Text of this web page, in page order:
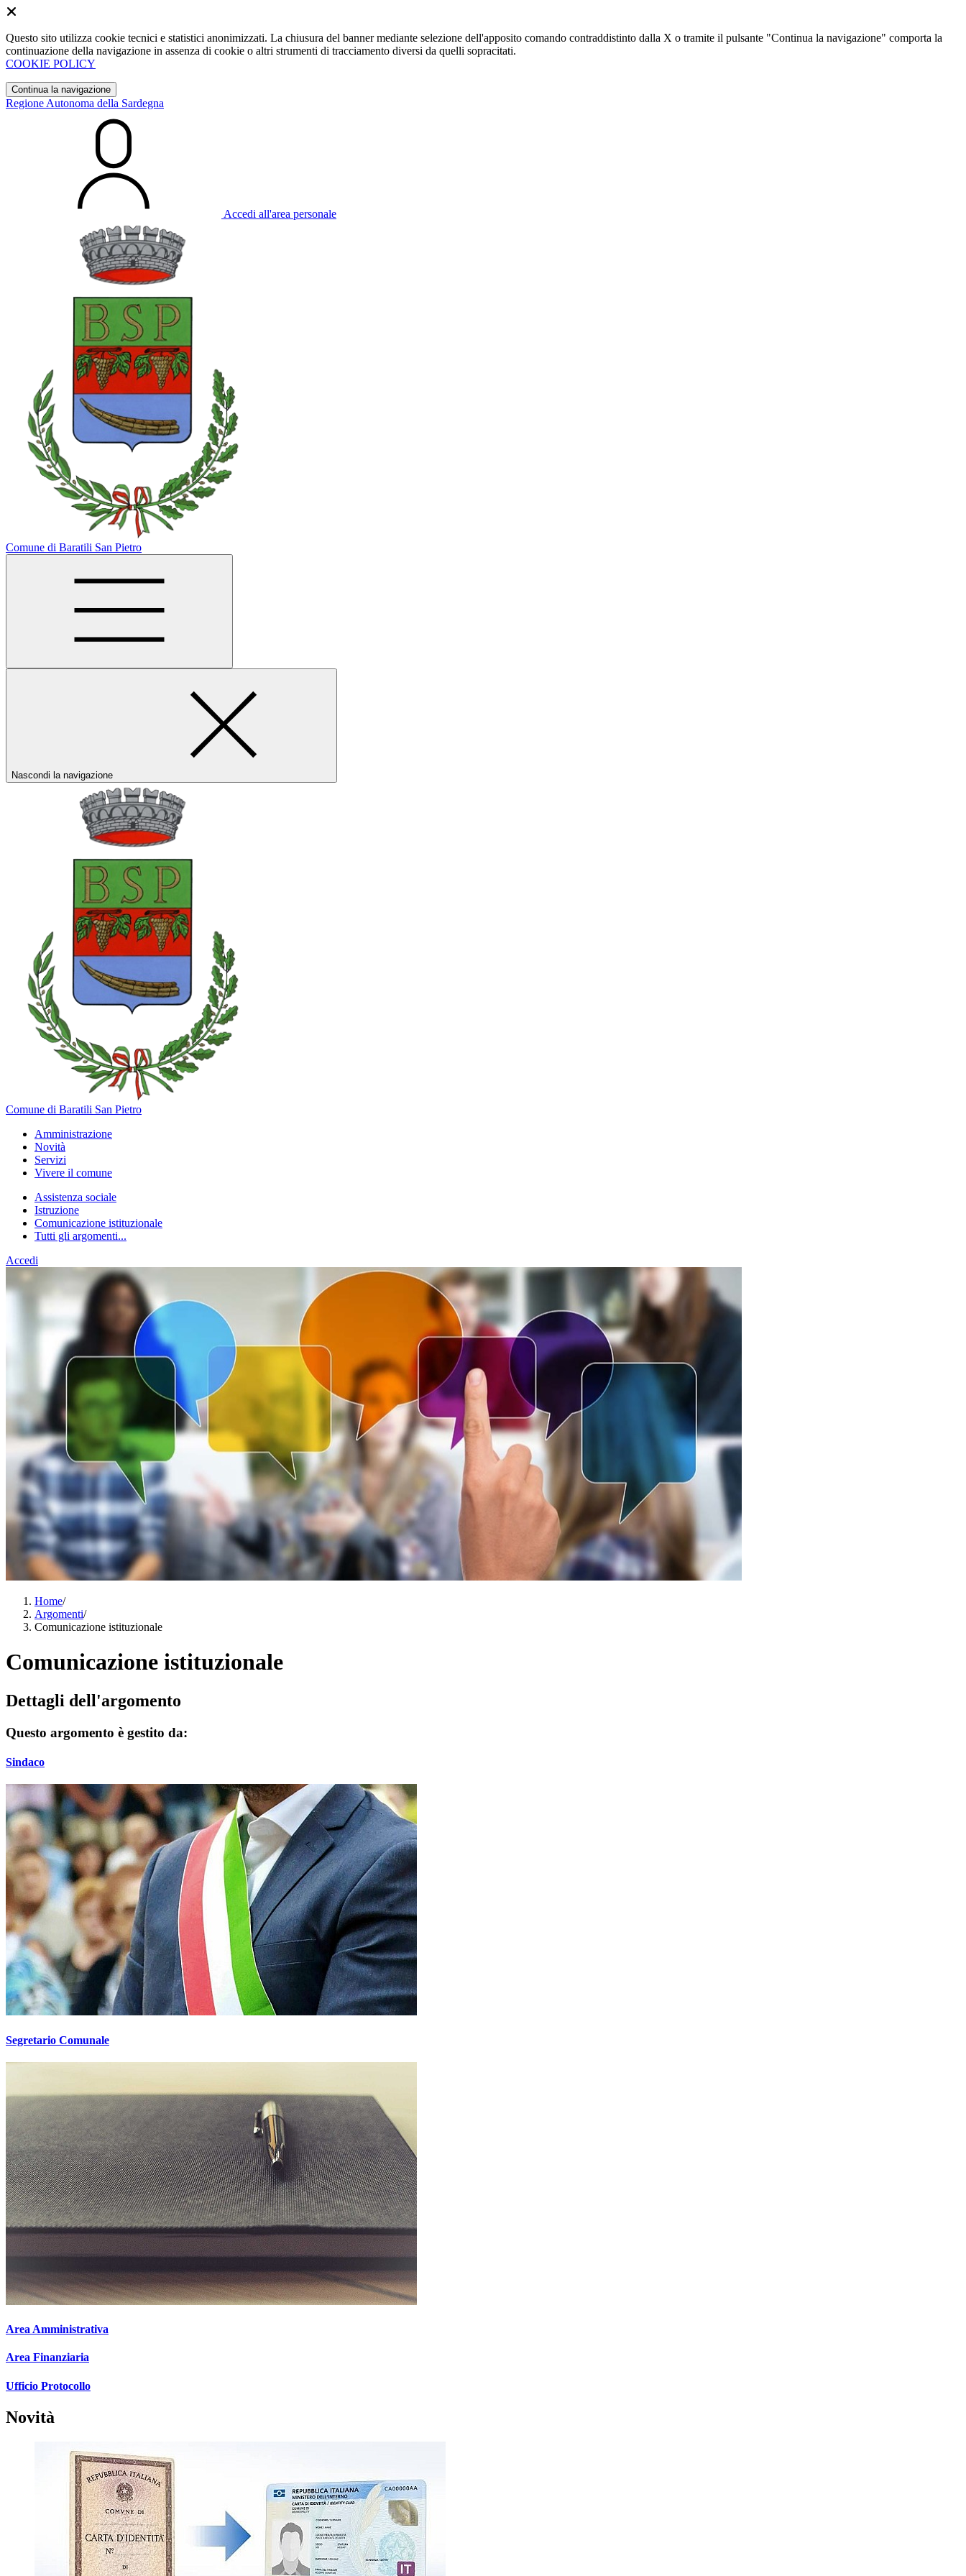
Questo sito utilizza cookie tecnici e statistici anonimizzati. La chiusura del banner mediante selezione dell'apposito comando contraddistinto dalla X o tramite il pulsante "Continua la navigazione" comporta la
continuazione della navigazione in assenza di cookie o altri strumenti di tracciamento diversi da quelli sopracitati.
COOKIE POLICY
Continua la navigazione
Regione Autonoma della Sardegna
Accedi all'area personale
Comune di Baratili San Pietro
Nascondi la navigazione
Comune di Baratili San Pietro
Amministrazione
Novità
Servizi
Vivere il comune
Assistenza sociale
Istruzione
Comunicazione istituzionale
Tutti gli argomenti...
Accedi
Home/
Argomenti/
Comunicazione istituzionale
Comunicazione istituzionale
Dettagli dell'argomento
Questo argomento è gestito da:
Sindaco
Segretario Comunale
Area Amministrativa
Area Finanziaria
Ufficio Protocollo
Novità